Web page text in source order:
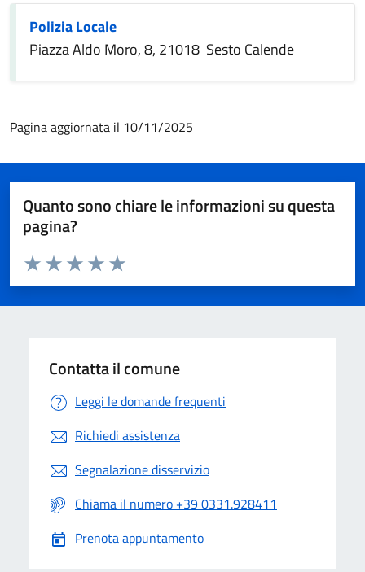
Polizia Locale
Piazza Aldo Moro, 8, 21018 Sesto Calende
Pagina aggiornata il 10/11/2025
Quanto sono chiare le informazioni su questa
pagina?
Valuta da 1 a 5 stelle la pagina
Valuta 5 stelle su 5
Valuta 4 stelle su 5
Valuta 3 stelle su 5
Valuta 2 stelle su 5
Valuta 1 stelle su 5
Contatta il comune
Leggi le domande frequenti
Richiedi assistenza
Segnalazione disservizio
Chiama il numero +39 0331.928411
Prenota appuntamento